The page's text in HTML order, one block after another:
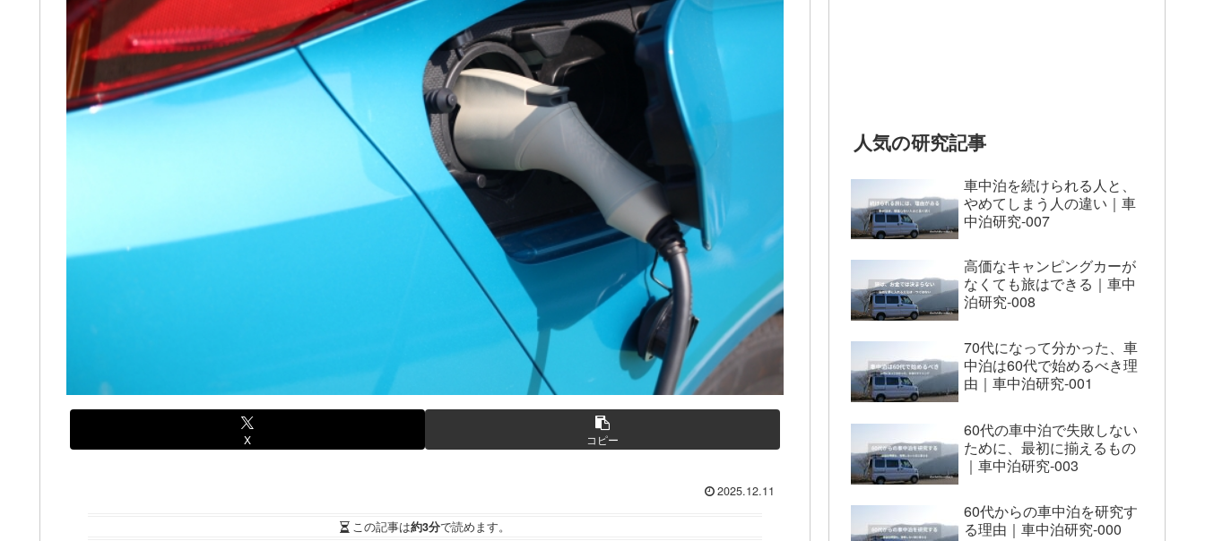
X コピー
2025.12.11
この記事は約3分で読めます。
人気の研究記事
車中泊を続けられる人と、
やめてしまう人の違い｜車
中泊研究-007
高価なキャンピングカーが
なくても旅はできる｜車中
泊研究-008
70代になって分かった、車
中泊は60代で始めるべき理
由｜車中泊研究-001
60代の車中泊で失敗しない
ために、最初に揃えるもの
｜車中泊研究-003
60代からの車中泊を研究す
る理由｜車中泊研究-000